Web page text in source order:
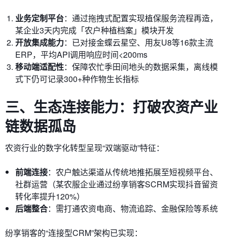
业务定制平台：通过拖拽式配置实现植保服务流程再造，
某企业3天内完成「农户种植档案」模块开发
开放集成能力：已对接金蝶云星空、用友U8等16款主流
ERP，平均API调用响应时间<200ms
移动端适配性：保障农忙季田间地头的数据采集，离线模
式下仍可记录300+种作物生长指标
三、生态连接能力：打破农资产业
链数据孤岛
农资行业的数字化转型呈现“双端驱动”特征：
前端连接：农户触达渠道从传统地推拓展至短视频平台、
社群运营（某农服企业通过纷享销客SCRM实现抖音留资
转化率提升120%）
后端整合：需打通农资电商、物流追踪、金融保险等系统
纷享销客的“连接型CRM”架构已实现：